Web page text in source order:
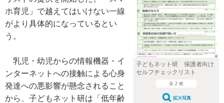
子どもネット研 保護者向け
セルフチェックリスト
全 2 枚
拡大写真
ホ育児」で越えてはいけない一線
がより具体的になっているとい
う。
乳児・幼児からの情報機器・イ
ンターネットへの接触による心身
発達への悪影響が懸念されること
から、子どもネット研は「低年齢